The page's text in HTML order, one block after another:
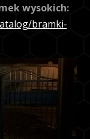
wysokich:
bramki-